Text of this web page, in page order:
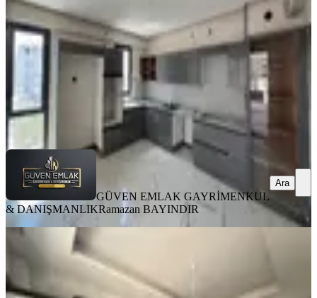
32.000 ₺
GÜVEN EMLAK GAYRİMENKUL &
DANIŞMANLIK
Ramazan BAYINDIR
GÜVEN EMLAK GAYRİMENKUL
& DANIŞMANLIKRamazan BAYINDIR
Ara
YENİ
Koz Emlak'tan Yeni Köy Garajı
Civarı Sıfır 3+1 Daire
Yeşilyurt, Çavuşoğlu Mahallesi